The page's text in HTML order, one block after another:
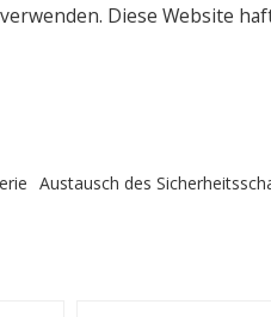
Diese Website
Austausch des